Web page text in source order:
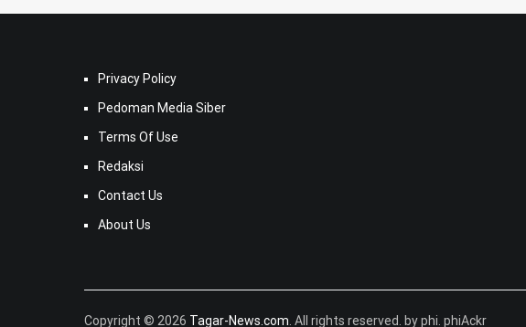
Privacy Policy
Pedoman Media Siber
Terms Of Use
Redaksi
Contact Us
About Us
Copyright © 2026 Tagar-News.com . All rights reserved. by phi. phiAckr